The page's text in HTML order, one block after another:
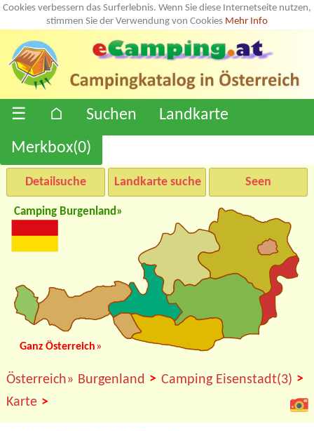
Cookies verbessern das Surferlebnis. Wenn Sie diese Internetseite nutzen,
stimmen Sie der Verwendung von Cookies Mehr Info
☰ ⌂ Suchen
Landkarte
Merkbox(0)
Detailsuche Landkarte suche Seen
Camping Burgenland»
Ganz Österreich»
Österreich» Burgenland > Camping Eisenstadt(3) >
Karte >